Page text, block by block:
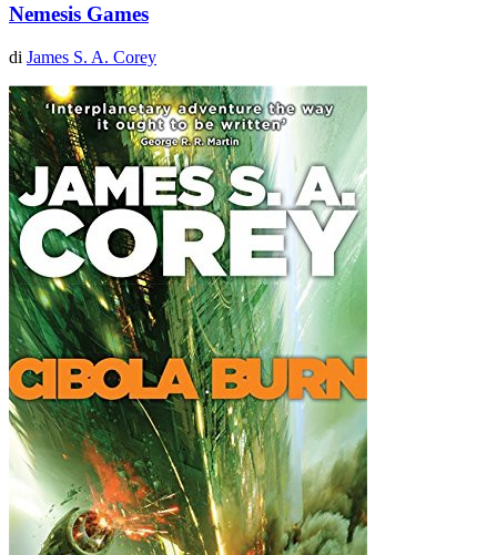
Nemesis Games
di James S. A. Corey